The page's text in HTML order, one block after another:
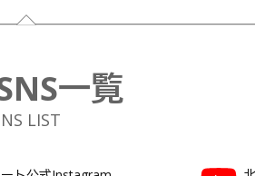
一覧
LIST